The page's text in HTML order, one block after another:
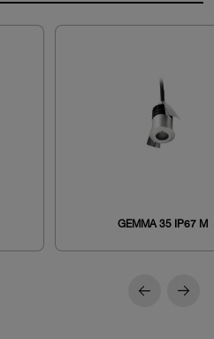
GEMMA 35 IP67 M